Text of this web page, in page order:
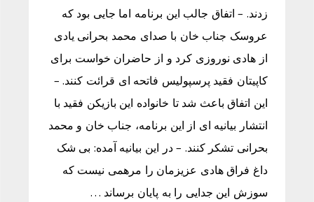
زدند. – اتفاق جالب این برنامه اما جایی بود که
عروسک جناب خان با صدای محمد بحرانی یادی
از هادی نوروزی کرد و از حاضران خواست برای
کاپیتان فقید پرسپولیس فاتحه ای قرائت کنند. –
این اتفاق باعث شد تا خانواده این بازیکن فقید با
انتشار بیانیه ای از این برنامه، جناب خان و محمد
بحرانی تشکر کنند. – در این بیانیه آمده: بی شک
داغ فراق هادی عزیزمان را مرهمی نیست که
سوزش این جدایی را به پایان برساند …